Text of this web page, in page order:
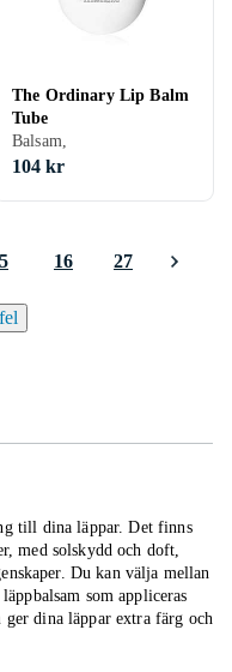
The Ordinary Lip Balm
Tube
Balsam,
104 kr
5 16 27
till dina läppar. Det finns
med solskydd och doft,
Du kan välja mellan
som appliceras
ger dina läppar extra färg och